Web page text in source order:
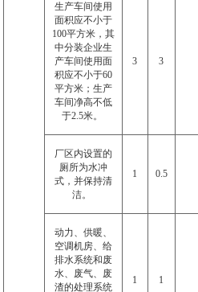
生产车间使用
面积应不小于
100平方米，其
中分装企业生
产车间使用面
积应不小于60
平方米；生产
车间净高不低
于2.5米。
3 3
厂区内设置的
厕所为水冲
式，并保持清
洁。
1 0.5
动力、供暖、
空调机房、给
排水系统和废
水、废气、废
渣的处理系统
1 1